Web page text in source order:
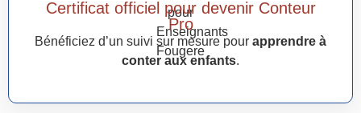
Certificat officiel pour devenir Conteur
Pro
Bénéficiez d’un suivi sur mesure pour apprendre à
conter aux enfants.